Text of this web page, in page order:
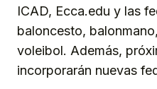
ICAD, Ecca.edu y las
baloncesto,
voleibol. Además,
incorporarán nuevas